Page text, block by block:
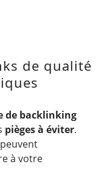
de qualité
de backlinking
pièges à éviter.
à votre